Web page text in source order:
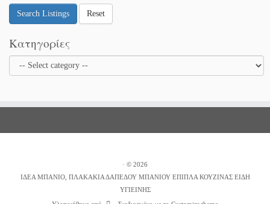
Search Listings Reset
Κατηγορίες
· © 2026
ΙΔΕΑ ΜΠΑΝΙΟ, ΠΛΑΚΑΚΙΑ ΔΑΠΕΔΟΥ ΜΠΑΝΙΟΥ ΕΠΙΠΛΑ ΚΟΥΖΙΝΑΣ ΕΙΔΗ
ΥΓΙΕΙΝΗΣ